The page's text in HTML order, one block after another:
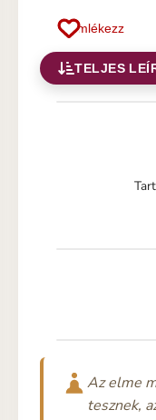
Emlékezz
TELJES
Az elme
tesznek,